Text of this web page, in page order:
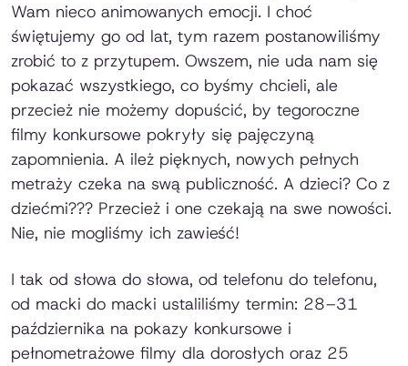
Wam nieco animowanych emocji. I choć
świętujemy go od lat, tym razem postanowiliśmy
zrobić to z przytupem. Owszem, nie uda nam się
pokazać wszystkiego, co byśmy chcieli, ale
przecież nie możemy dopuścić, by tegoroczne
filmy konkursowe pokryły się pajęczyną
zapomnienia. A ileż pięknych, nowych pełnych
metraży czeka na swą publiczność. A dzieci? Co z
dziećmi??? Przecież i one czekają na swe nowości.
Nie, nie mogliśmy ich zawieść!
I tak od słowa do słowa, od telefonu do telefonu,
od macki do macki ustaliliśmy termin: 28–31
października na pokazy konkursowe i
pełnometrażowe filmy dla dorosłych oraz 25